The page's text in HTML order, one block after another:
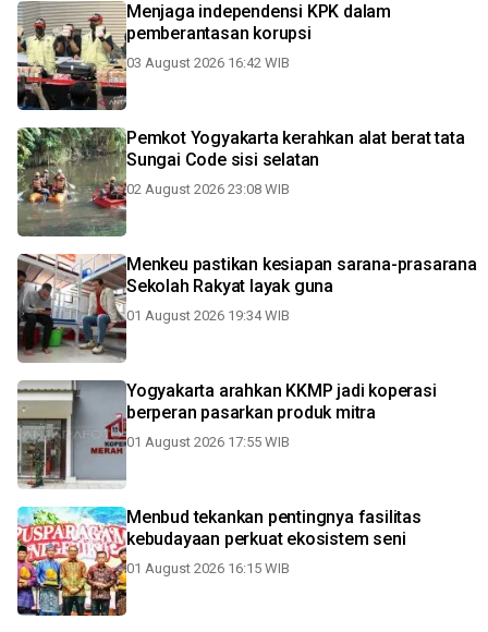
Menjaga independensi KPK dalam
pemberantasan korupsi
03 August 2026 16:42 WIB
Pemkot Yogyakarta kerahkan alat berat tata
Sungai Code sisi selatan
02 August 2026 23:08 WIB
Menkeu pastikan kesiapan sarana-prasarana
Sekolah Rakyat layak guna
01 August 2026 19:34 WIB
Yogyakarta arahkan KKMP jadi koperasi
berperan pasarkan produk mitra
01 August 2026 17:55 WIB
Menbud tekankan pentingnya fasilitas
kebudayaan perkuat ekosistem seni
01 August 2026 16:15 WIB